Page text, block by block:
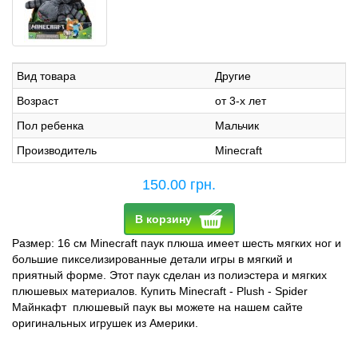
Вид товара
Другие
Возраст
от 3-х лет
Пол ребенка
Мальчик
Производитель
Minecraft
150.00 грн.
В корзину
Размер: 16 см Minecraft паук плюша имеет шесть мягких ног и
большие пикселизированные детали игры в мягкий и
приятный форме. Этот паук сделан из полиэстера и мягких
плюшевых материалов. Купить Minecraft - Plush - Spider
Майнкафт плюшевый паук вы можете на нашем сайте
оригинальных игрушек из Америки.